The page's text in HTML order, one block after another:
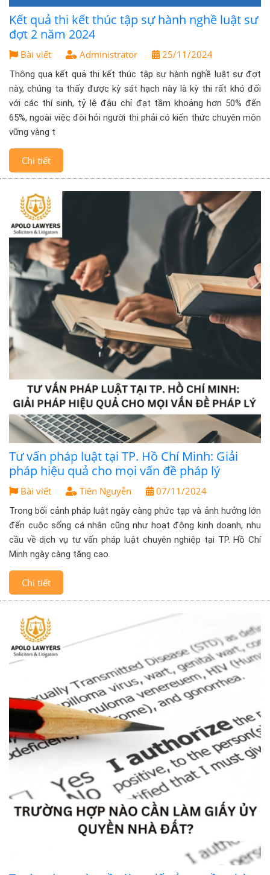
Kết quả thi kết thúc tập sự hành nghề luật sư
đợt 2 năm 2024
Bài viết Administrator 25/11/2024
Thông qua kết quả thi kết thúc tập sự hành nghề luật sư đợt
này, chúng ta thấy được kỳ sát hạch này là kỳ thi rất khó đối
với các thí sinh, tỷ lệ đậu chỉ đạt tầm khoảng hơn 50% đến
65%, ngoài việc đòi hỏi người thi phải có kiến thức chuyên môn
vững vàng t
Chi tiết
Tư vấn pháp luật tại TP. Hồ Chí Minh: Giải
pháp hiệu quả cho mọi vấn đề pháp lý
Bài viết Tiên Nguyễn 07/11/2024
Trong bối cảnh pháp luật ngày càng phức tạp và ảnh hưởng lớn
đến cuộc sống cá nhân cũng như hoạt động kinh doanh, nhu
cầu về dịch vụ tư vấn pháp luật chuyên nghiệp tại TP. Hồ Chí
Minh ngày càng tăng cao.
Chi tiết